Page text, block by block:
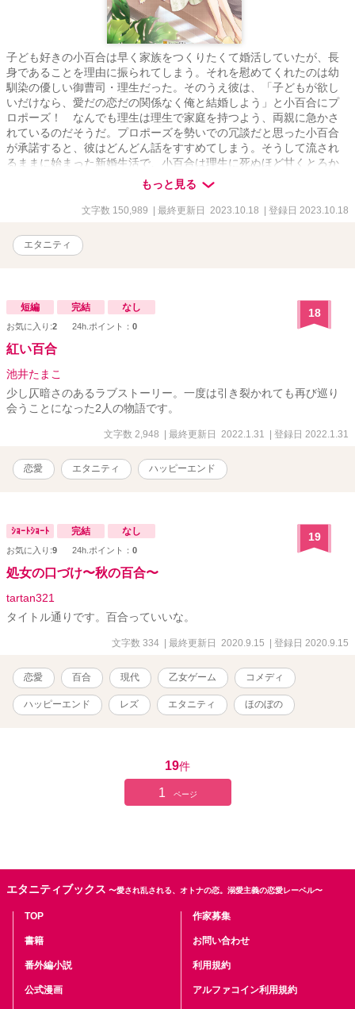
子ども好きの小百合は早く家族をつくりたくて婚活していたが、長
身であることを理由に振られてしまう。それを慰めてくれたのは幼
馴染の優しい御曹司・理生だった。そのうえ彼は、「子どもが欲し
いだけなら、愛だの恋だの関係なく俺と結婚しよう」と小百合にプ
ロポーズ！ なんでも理生は理生で家庭を持つよう、両親に急かさ
れているのだそうだ。プロポーズを勢いでの冗談だと思った小百合
が承諾すると、彼はどんどん話をすすめてしまう。そうして流され
るままに始まった新婚生活で、小百合は理生に死ぬほど甘くとろか
される。「愛のない」結婚のはずなのに、どうしても理生に惹かれ
もっと見る
文字数 150,989 | 最終更新日 2023.10.18 | 登録日 2023.10.18
エタニティ
短編 完結 なし
お気に入り:2 24h.ポイント： 0
18
紅い百合
池井たまこ
少し仄暗さのあるラブストーリー。一度は引き裂かれても再び巡り
会うことになった2人の物語です。
文字数 2,948 | 最終更新日 2022.1.31 | 登録日 2022.1.31
恋愛 エタニティ ハッピーエンド
ｼｮｰﾄｼｮｰﾄ 完結 なし
お気に入り:9 24h.ポイント： 0
19
処女の口づけ〜秋の百合〜
tartan321
タイトル通りです。百合っていいな。
文字数 334 | 最終更新日 2020.9.15 | 登録日 2020.9.15
恋愛 百合 現代 乙女ゲーム コメディ
ハッピーエンド レズ エタニティ ほのぼの
19件
1 ページ
エタニティブックス 〜愛され乱される、オトナの恋。溺愛主義の恋愛レーベル〜
TOP
書籍
番外編小説
公式漫画
作家募集
お問い合わせ
利用規約
アルファコイン利用規約